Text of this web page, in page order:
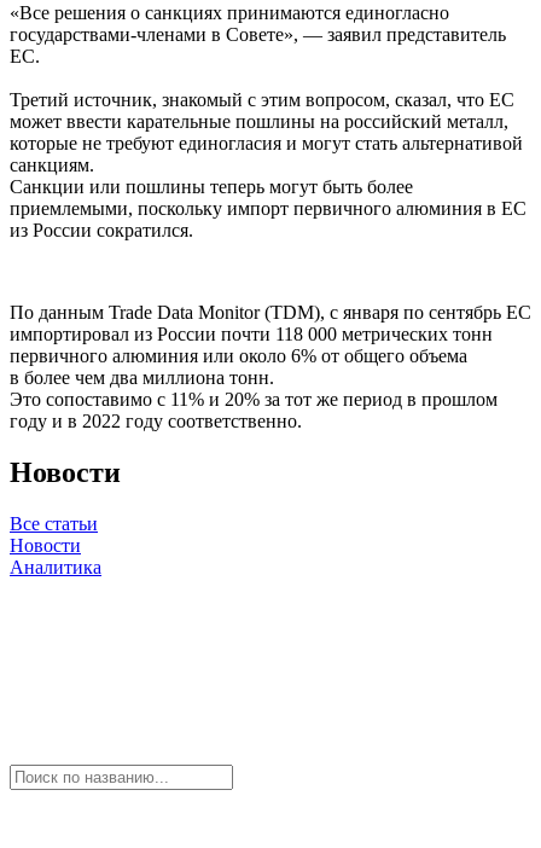
«Все решения о санкциях принимаются единогласно
государствами-членами в Совете», — заявил представитель
ЕС.
Третий источник, знакомый с этим вопросом, сказал, что ЕС
может ввести карательные пошлины на российский металл,
которые не требуют единогласия и могут стать альтернативой
санкциям.
Санкции или пошлины теперь могут быть более
приемлемыми, поскольку импорт первичного алюминия в ЕС
из России сократился.
По данным Trade Data Monitor (TDM), с января по сентябрь ЕС
импортировал из России почти 118 000 метрических тонн
первичного алюминия или около 6% от общего объема
в более чем два миллиона тонн.
Это сопоставимо с 11% и 20% за тот же период в прошлом
году и в 2022 году соответственно.
Новости
Все статьи
Новости
Аналитика